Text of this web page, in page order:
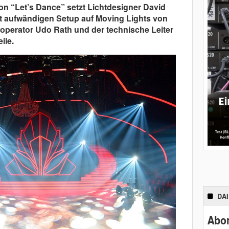
“Let’s Dance” setzt Lichtdesigner David
Setup auf Moving Lights von
Udo Rath und der technische Leiter